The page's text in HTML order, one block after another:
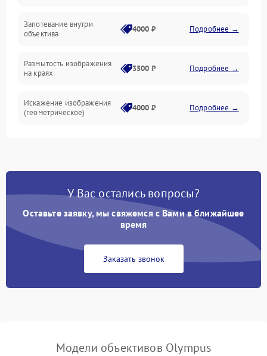
Запотевание внутри
объектива
4000 ₽ Подробнее →
Размытость изображения
на краях
3500 ₽ Подробнее →
Искажение изображения
(геометрическое)
4000 ₽ Подробнее →
при всех фокусных
4500 ₽ Подробнее →
У Вас остались вопросы?
Оставьте заявку, мы свяжемся с Вами в ближайшее
время
Заказать звонок
Модели объективов Olympus